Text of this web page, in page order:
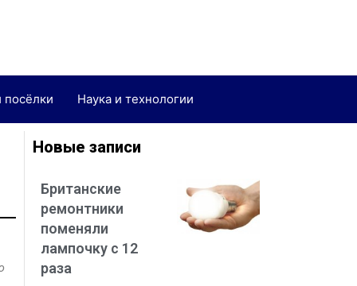
посёлки Наука и технологии
Новые записи
Британские
ремонтники
поменяли
лампочку с 12
раза